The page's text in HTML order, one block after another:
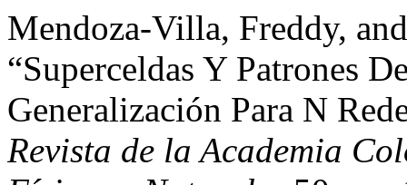
Mendoza-Villa, Freddy,
“Superceldas Y Patrones
Generalización Para N
Revista de la Academia